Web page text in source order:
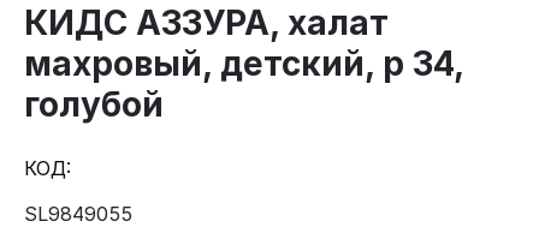
КИДС АЗЗУРА, халат
махровый, детский, р 34,
голубой
КОД:
SL9849055